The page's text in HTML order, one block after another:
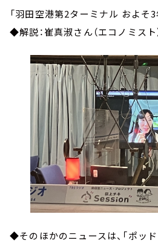
「羽田空港第2ターミナル およそ3
◆解説：崔真淑さん（エコノミスト
◆そのほかのニュースは、「ポッ